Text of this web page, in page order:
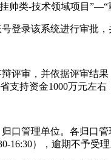
帅类-技术领域项目”—“
登录该系统进行审批，
评审，并依据评审结
支持资金1000万元左
口管理单位。各归口
16:30），逾期不予受理